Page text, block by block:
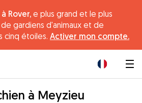
Rover, e plus grand et le plus
gardiens d'animaux et de
cinq étoiles. Activer mon compte.
à Meyzieu